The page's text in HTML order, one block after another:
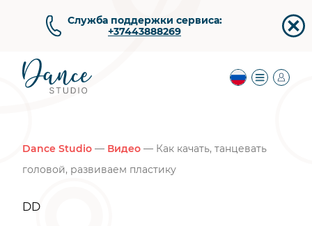
Служба поддержки сервиса:
+37443888269
Dance Studio — Видео — Как качать, танцевать
головой, развиваем пластику
DD